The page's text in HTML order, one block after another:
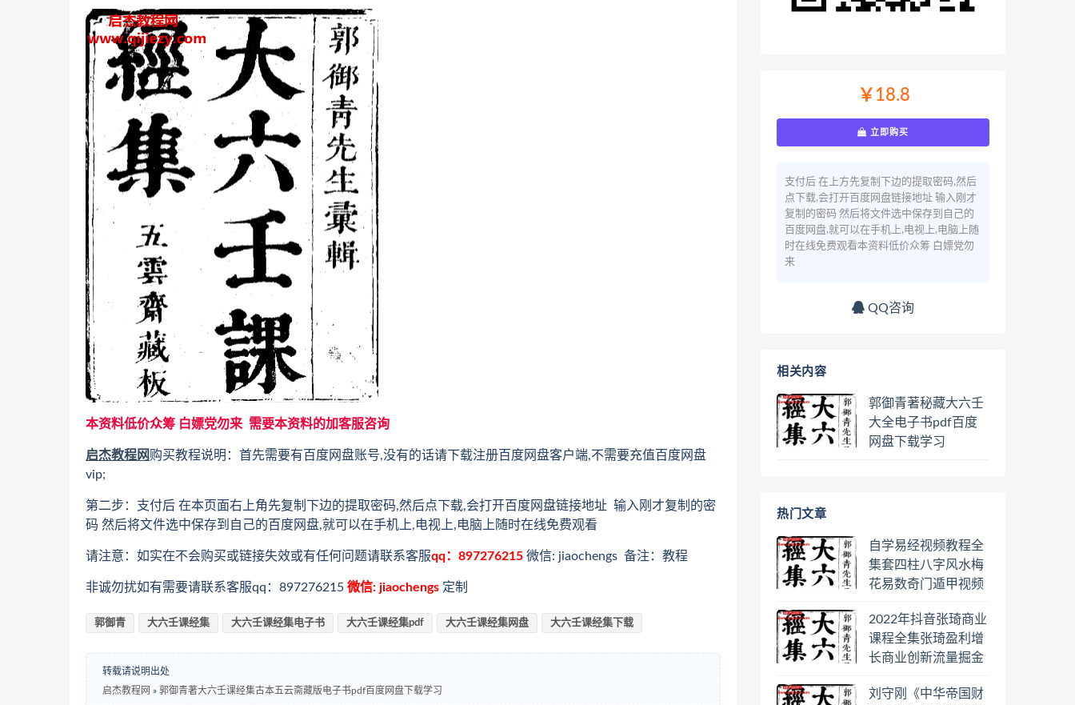
本资料低价众筹 白嫖党勿来 需要本资料的加客服咨询
启杰教程网购买教程说明：首先需要有百度网盘账号,没有的话请下载注册百度网盘客户端,不需要充值百度网盘
vip;
第二步：支付后 在本页面右上角先复制下边的提取密码,然后点下载,会打开百度网盘链接地址 输入刚才复制的密
码 然后将文件选中保存到自己的百度网盘,就可以在手机上,电视上,电脑上随时在线免费观看
请注意：如实在不会购买或链接失效或有任何问题请联系客服qq：897276215 微信: jiaochengs 备注：教程
非诚勿扰如有需要请联系客服qq：897276215 微信: jiaochengs 定制
郭御青 大六壬课经集 大六壬课经集电子书 大六壬课经集pdf 大六壬课经集网盘 大六壬课经集下载
转载请说明出处
启杰教程网 » 郭御青著大六壬课经集古本五云斋藏版电子书pdf百度网盘下载学习
￥18.8
立即购买
支付后 在上方先复制下边的提取密码,然后
点下载,会打开百度网盘链接地址 输入刚才
复制的密码 然后将文件选中保存到自己的
百度网盘,就可以在手机上,电视上,电脑上随
时在线免费观看本资料低价众筹 白嫖党勿
来
QQ咨询
相关内容
郭御青著秘藏大六壬
大全电子书pdf百度
网盘下载学习
热门文章
自学易经视频教程全
集套四柱八字风水梅
花易数奇门遁甲视频
日罗盘教程百度云网
盘会员
2022年抖音张琦商业
课程全集张琦盈利增
长商业创新流量掘金
盘下载学习
刘守刚《中华帝国财